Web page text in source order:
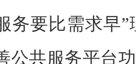
务要比需求早
公共服务平台